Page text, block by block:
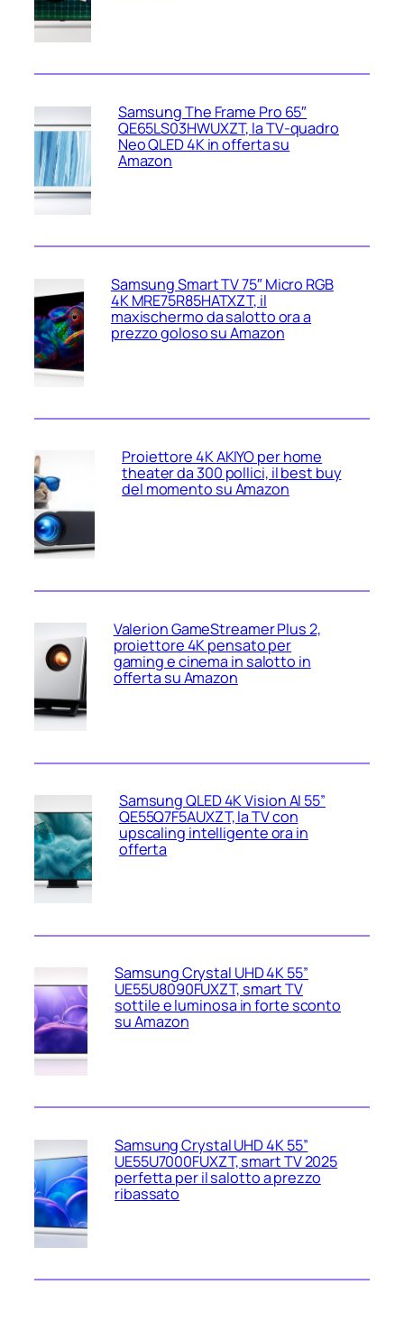
Samsung The Frame Pro 65″
QE65LS03HWUXZT, la TV‑quadro
Neo QLED 4K in offerta su
Amazon
Samsung Smart TV 75″ Micro RGB
4K MRE75R85HATXZT, il
maxischermo da salotto ora a
prezzo goloso su Amazon
Proiettore 4K AKIYO per home
theater da 300 pollici, il best buy
del momento su Amazon
Valerion GameStreamer Plus 2,
proiettore 4K pensato per
gaming e cinema in salotto in
offerta su Amazon
Samsung QLED 4K Vision AI 55”
QE55Q7F5AUXZT, la TV con
upscaling intelligente ora in
offerta
Samsung Crystal UHD 4K 55”
UE55U8090FUXZT, smart TV
sottile e luminosa in forte sconto
su Amazon
Samsung Crystal UHD 4K 55”
UE55U7000FUXZT, smart TV 2025
perfetta per il salotto a prezzo
ribassato